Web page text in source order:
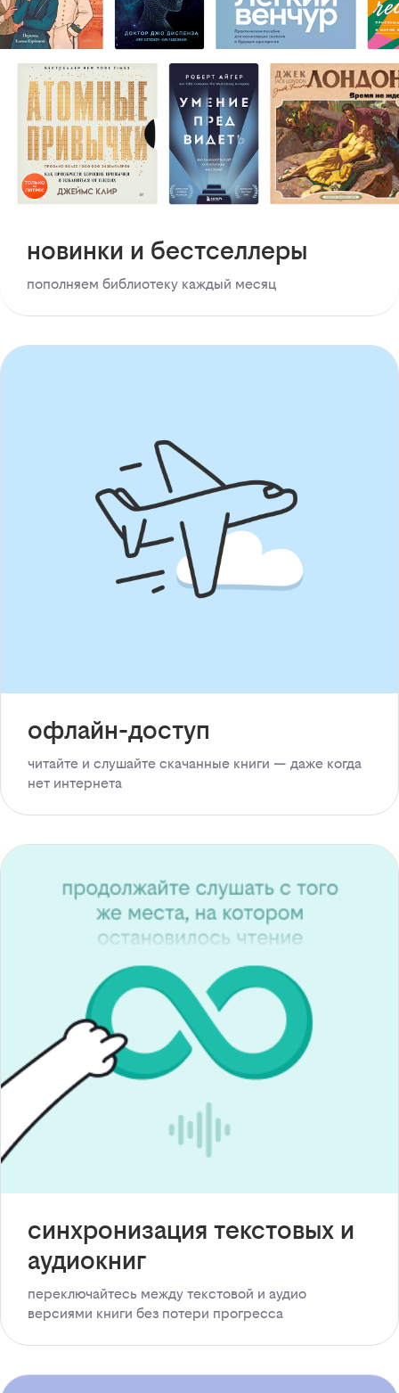
новинки и бестселлеры
пополняем библиотеку каждый месяц
офлайн-доступ
читайте и слушайте скачанные книги — даже когда
нет интернета
синхронизация текстовых и
аудиокниг
переключайтесь между текстовой и аудио
версиями книги без потери прогресса